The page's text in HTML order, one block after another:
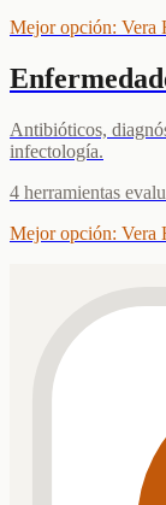
Mejor opción: Vera
Antibióticos,
infectología.
4 herramientas
Mejor opción: Vera